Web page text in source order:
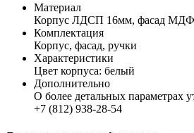
Материал
Корпус ЛДСП 16мм, фасад
Комплектация
Корпус, фасад, ручки
Характеристики
Цвет корпуса: белый
Дополнительно
О более детальных параметрах
+7 (812) 938-28-54